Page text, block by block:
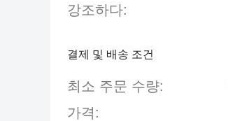
강조하다:
결제 및 배송 조건
최소 주문 수량:
가격: